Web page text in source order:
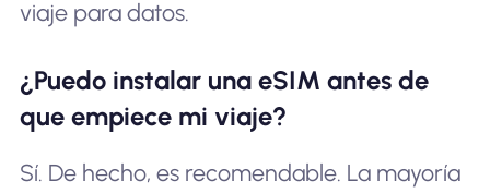
viaje para datos.
¿Puedo instalar una eSIM antes de
que empiece mi viaje?
Sí. De hecho, es recomendable. La mayoría